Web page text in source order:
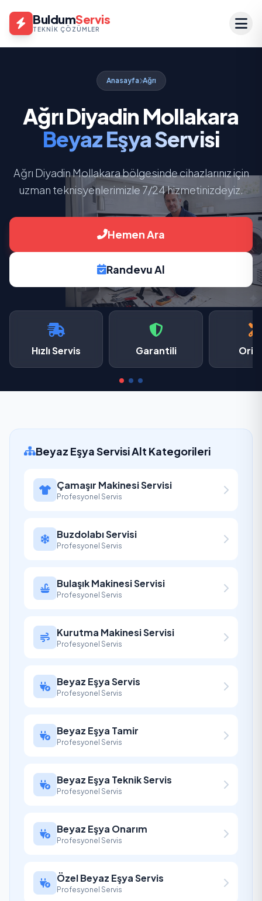
BuldumServis
TEKNIK ÇÖZÜMLER
Anasayfa Ağrı
Ağrı Diyadin Mollakara
Beyaz Eşya Servisi
Ağrı Diyadin Mollakara bölgesinde cihazlarınız için
uzman teknisyenlerimizle 7/24 hizmetinizdeyiz.
Hemen Ara
Randevu Al
Hızlı Servis Garantili
Beyaz Eşya Servisi Alt Kategorileri
Çamaşır Makinesi Servisi
Profesyonel Servis
Buzdolabı Servisi
Profesyonel Servis
Bulaşık Makinesi Servisi
Profesyonel Servis
Kurutma Makinesi Servisi
Profesyonel Servis
Beyaz Eşya Servis
Profesyonel Servis
Beyaz Eşya Tamir
Profesyonel Servis
Beyaz Eşya Teknik Servis
Profesyonel Servis
Beyaz Eşya Onarım
Profesyonel Servis
Özel Beyaz Eşya Servis
Profesyonel Servis